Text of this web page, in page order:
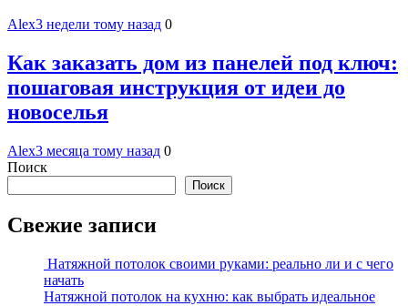
Alex3 недели тому назад 0
Как заказать дом из панелей под ключ:
пошаговая инструкция от идеи до
новоселья
Alex3 месяца тому назад 0
Поиск
Поиск
Свежие записи
Натяжной потолок своими руками: реально ли и с чего
начать
Натяжной потолок на кухню: как выбрать идеальное